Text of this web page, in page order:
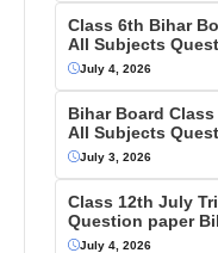
Class 6th Bihar
All Subjects
July 4, 2026
Bihar Board
All Subjects
July 3, 2026
Class 12th July
Question paper
July 4, 2026